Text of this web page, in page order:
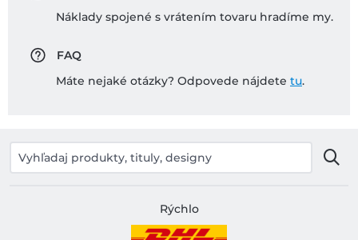
Náklady spojené s vrátením tovaru hradíme my.
FAQ
Máte nejaké otázky? Odpovede nájdete tu.
Rýchlo